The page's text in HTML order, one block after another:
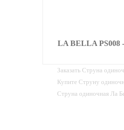
LA BELLA PS008
Заказать Струна
Купите Струну
Струна одиночная Ла